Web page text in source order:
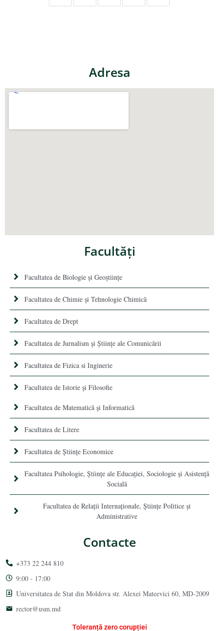
Adresa
Facultăţi
Facultatea de Biologie și Geoștiințe
Facultatea de Chimie şi Tehnologie Chimică
Facultatea de Drept
Facultatea de Jurnalism şi Ştiinţe ale Comunicării
Facultatea de Fizica si Inginerie
Facultatea de Istorie şi Filosofie
Facultatea de Matematică şi Informatică
Facultatea de Litere
Facultatea de Științe Economice
Facultatea Psihologie, Ştiinţe ale Educaţiei, Sociologie și Asistență
Socială
Facultatea de Relaţii Internaţionale, Ştiinţe Politice şi
Administrative
Contacte
+373 22 244 810
9:00 - 17:00
Universitatea de Stat din Moldova str. Alexei Mateevici 60, MD-2009
rector@usm.md
Toleranță zero corupției